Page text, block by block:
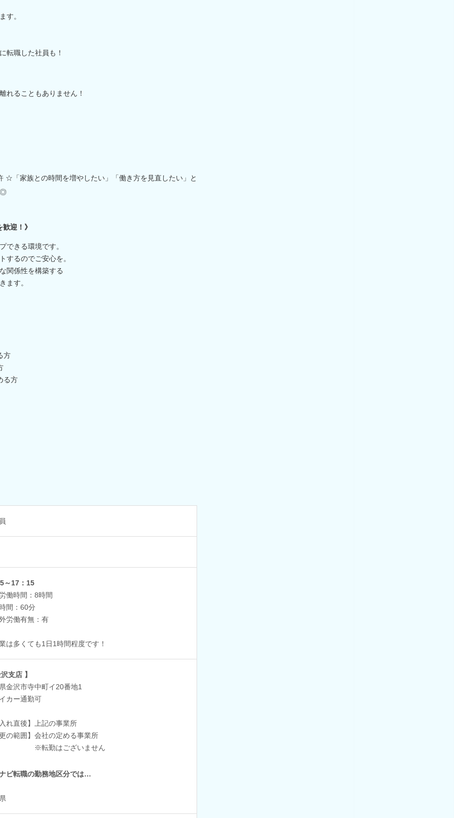
す。
転職した社員も！
れることもありません！
☆「家族との時間を増やしたい」「働き方を見直したい」と
◎
迎！》
できる環境です。
するのでご安心を。
関係性を構築する
ます。
方
る方
～17：15
働時間：8時間
間：60分
労働有無：有
は多くても1日1時間程度です！
支店 】
金沢市寺中町イ20番地1
カー通勤可
れ直後】上記の事業所
の範囲】会社の定める事業所
勤はございません
ビ転職の勤務地区分では…